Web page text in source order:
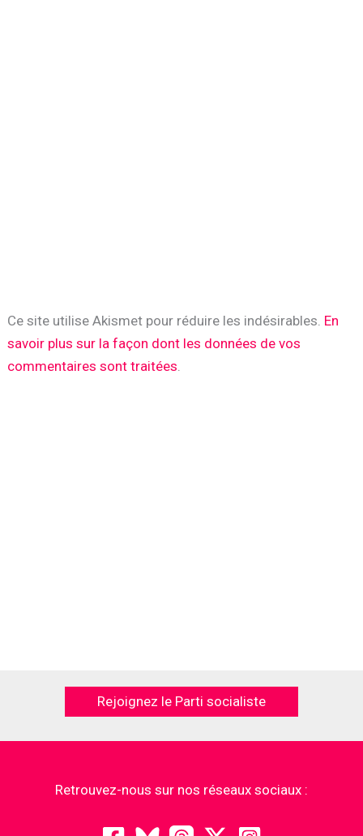
Ce site utilise Akismet pour réduire les indésirables. En
savoir plus sur la façon dont les données de vos
commentaires sont traitées
Rejoignez le Parti socialiste
Retrouvez-nous sur nos réseaux sociaux :